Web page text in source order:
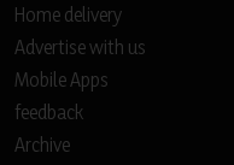
Home delivery
Advertise with us
Mobile Apps
feedback
Archive